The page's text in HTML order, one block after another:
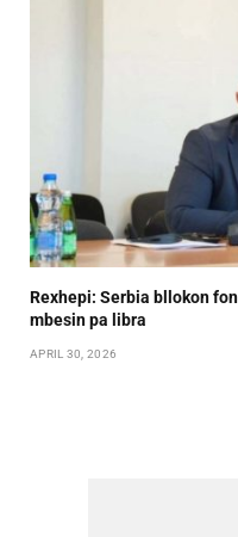
Rexhepi: Serbia bllokon
mbesin pa libra
APRIL 30, 2026